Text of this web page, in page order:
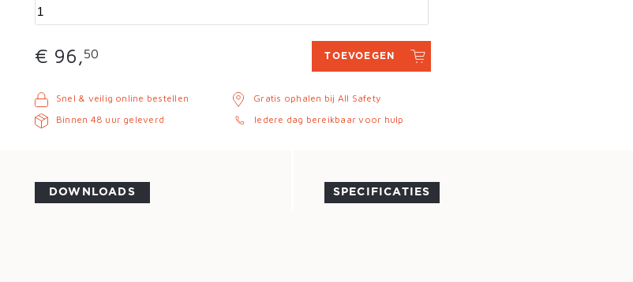
€ 96,50 TOEVOEGEN
Snel & veilig online bestellen
Binnen 48 uur geleverd
Gratis ophalen bij All Safety
Iedere dag bereikbaar voor hulp
DOWNLOADS SPECIFICATIES